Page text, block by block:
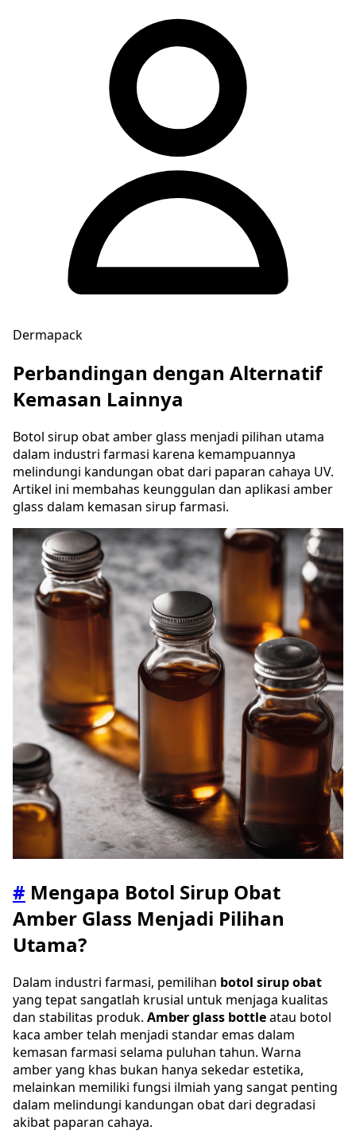
Dermapack
Perbandingan dengan Alternatif
Kemasan Lainnya
Botol sirup obat amber glass menjadi pilihan utama
dalam industri farmasi karena kemampuannya
melindungi kandungan obat dari paparan cahaya UV.
Artikel ini membahas keunggulan dan aplikasi amber
glass dalam kemasan sirup farmasi.
# Mengapa Botol Sirup Obat
Amber Glass Menjadi Pilihan
Utama?
Dalam industri farmasi, pemilihan botol sirup obat
yang tepat sangatlah krusial untuk menjaga kualitas
dan stabilitas produk. Amber glass bottleatau botol
kaca amber telah menjadi standar emas dalam
kemasan farmasi selama puluhan tahun. Warna
amber yang khas bukan hanya sekedar estetika,
melainkan memiliki fungsi ilmiah yang sangat penting
dalam melindungi kandungan obat dari degradasi
akibat paparan cahaya.